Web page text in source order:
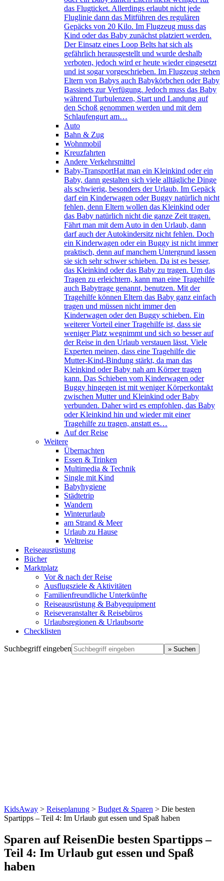
das Flugticket. Allerdings erlaubt nicht jede
Fluglinie dann das Mitführen des regulären
Gepäcks von 20 Kilo. Im Flugzeug muss das
Kind oder das Baby zunächst platziert werden.
Der Einsatz eines Loop Belts hat sich als
gefährlich herausgestellt und wurde deshalb
verboten, jedoch wird er heute wieder eingesetzt
und ist sogar vorgeschrieben. Im Flugzeug stehen
Eltern von Babys auch Babykörbchen oder Baby
Bassinets zur Verfügung. Jedoch muss das Baby
während Turbulenzen, Start und Landung auf
den Schoß genommen werden und mit dem
Schlaufengurt am…
Auto
Bahn & Zug
Wohnmobil
Kreuzfahrten
Andere Verkehrsmittel
Baby-TransportHat man ein Kleinkind oder ein
Baby, dann gestalten sich viele alltägliche Dinge
als schwierig, besonders der Urlaub. Im Gepäck
darf ein Kinderwagen oder Buggy natürlich nicht
fehlen, denn Eltern wollen das Kleinkind oder
das Baby natürlich nicht die ganze Zeit tragen.
Fährt man mit dem Auto in den Urlaub, dann
darf auch der Autokindersitz nicht fehlen. Doch
ein Kinderwagen oder ein Buggy ist nicht immer
praktisch, denn auf manchem Untergrund lassen
sie sich sehr schwer schieben. Da ist es besser,
das Kleinkind oder das Baby zu tragen. Um das
Tragen zu erleichtern, kann man eine Tragehilfe
auch Babytrage genannt, benutzen. Mit der
Tragehilfe können Eltern das Baby ganz einfach
tragen und müssen nicht immer den
Kinderwagen oder den Buggy schieben. Ein
weiterer Vorteil einer Tragehilfe ist, dass sie
weniger Platz wegnimmt und sich so besser auf
der Reise in den Urlaub verstauen lässt. Viele
Experten meinen, dass eine Tragehilfe die
Mutter-Kind-Bindung stärkt, da man das
Kleinkind oder Baby nah am Körper tragen
kann. Das Schieben vom Kinderwagen oder
Buggy hingegen ist mit weniger Körperkontakt
zwischen Mutter und Kleinkind oder Baby
verbunden. Daher wird es empfohlen, das Baby
oder Kleinkind hin und wieder mit einer
Tragehilfe zu tragen, anstatt es…
Auf der Reise
Weitere
Übernachten
Essen & Trinken
Multimedia & Technik
Single mit Kind
Babyhygiene
Städtetrip
Wandern
Winterurlaub
am Strand & Meer
Urlaub zu Hause
Weltreise
Reiseausrüstung
Bücher
Marktplatz
Vor & nach der Reise
Ausflugsziele & Aktivitäten
Familienfreundliche Unterkünfte
Reiseausrüstung & Babyequipment
Reiseveranstalter & Reisebüros
Urlaubsregionen & Urlaubsorte
Checklisten
Suchbegriff eingeben » Suchen
KidsAway > Reiseplanung > Budget & Sparen > Die besten
Spartipps – Teil 4: Im Urlaub gut essen und Spaß haben
Sparen auf ReisenDie besten Spartipps –
Teil 4: Im Urlaub gut essen und Spaß
haben